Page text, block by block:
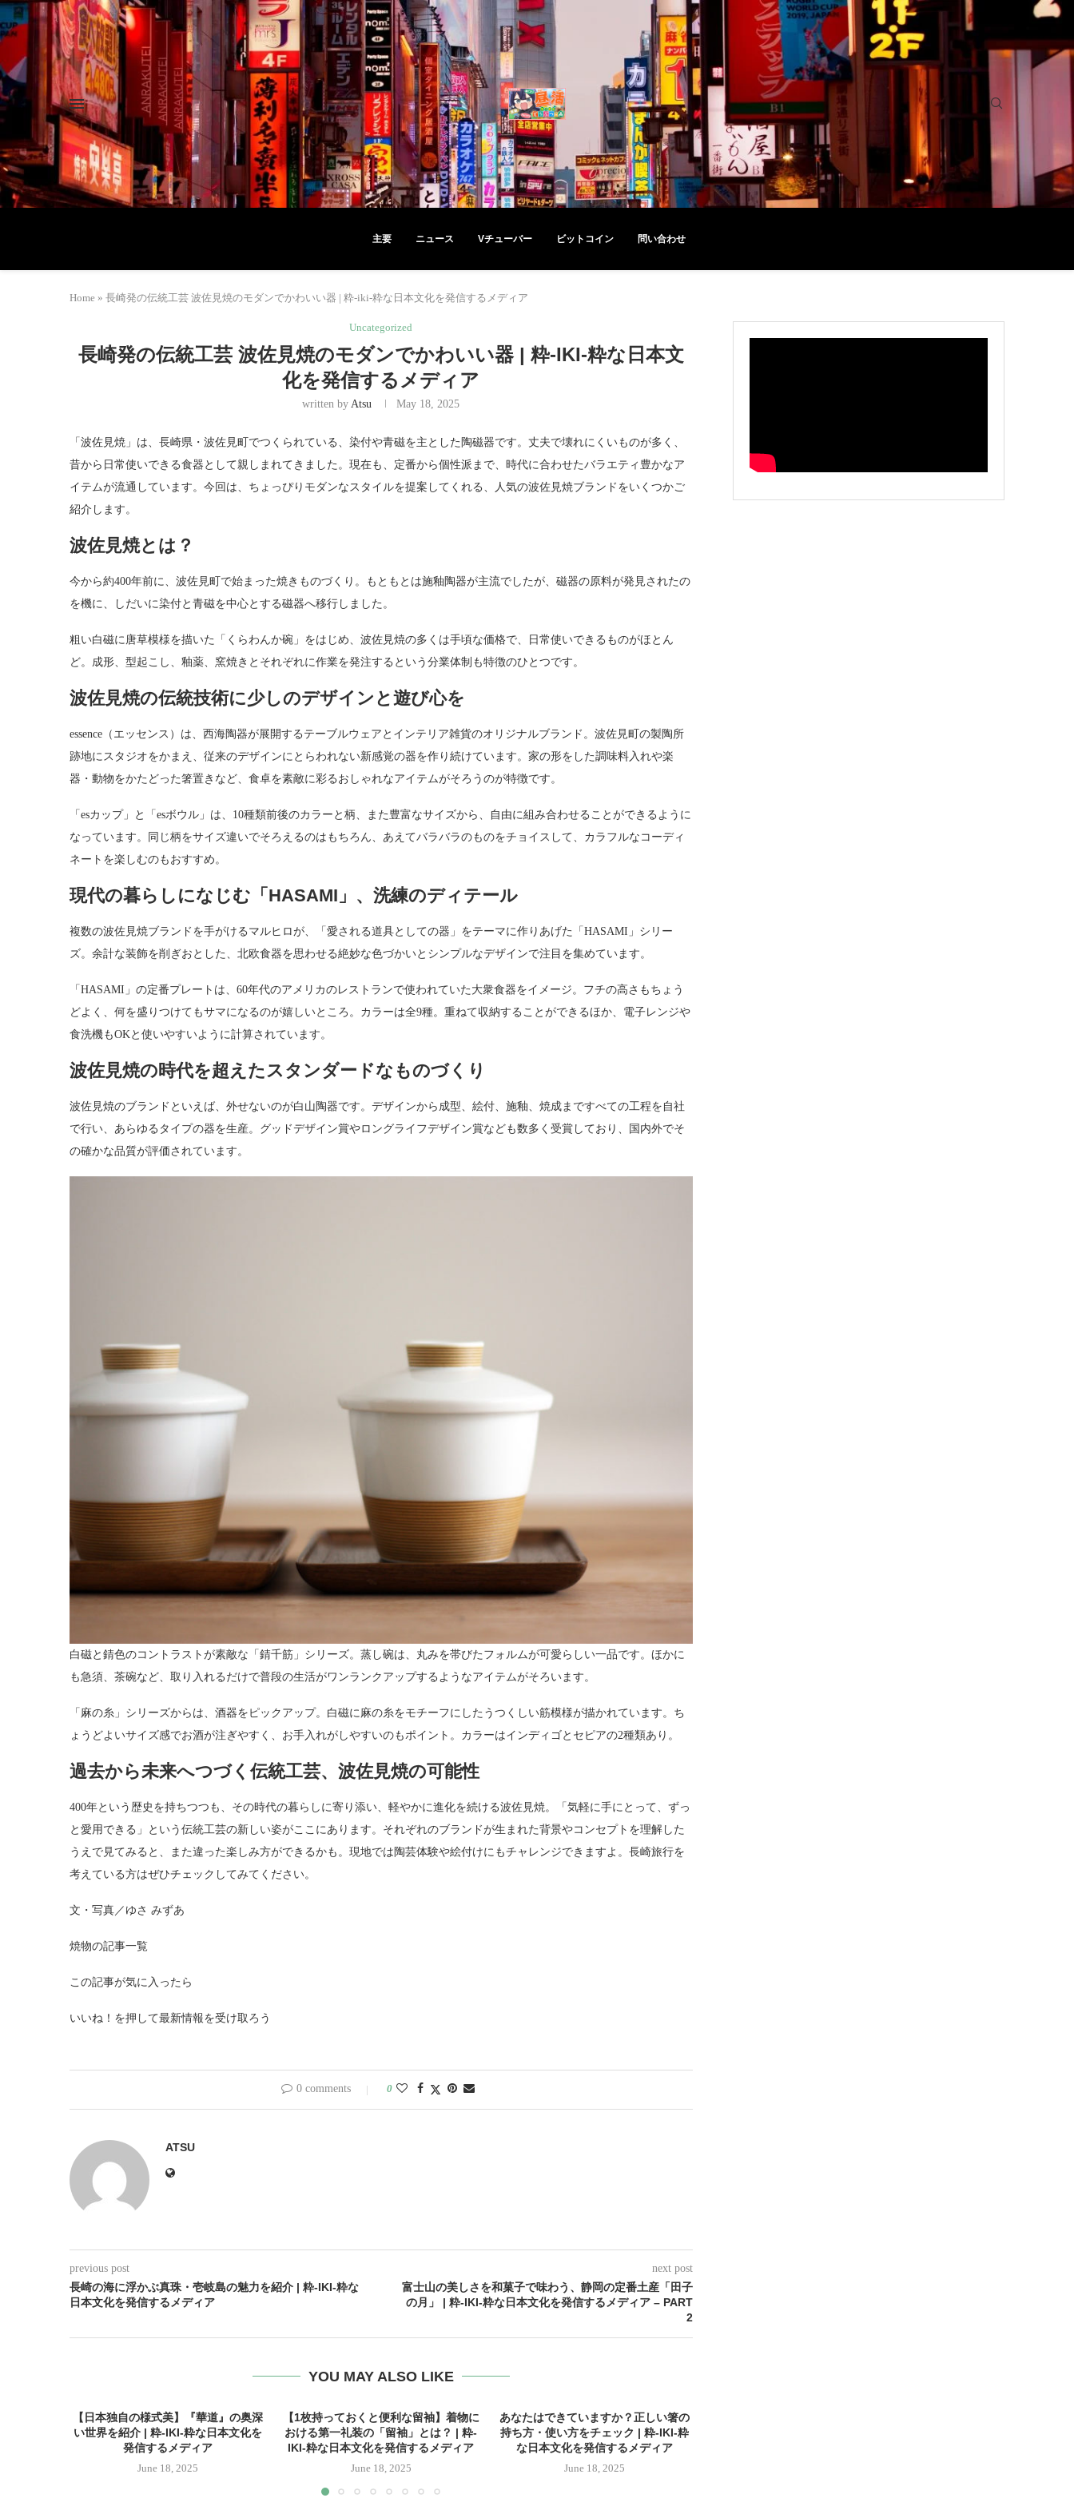
主要 ニュース Vチューバー ビットコイン 問い合わせ
Home » 長崎発の伝統工芸 波佐見焼のモダンでかわいい器 | 粋-iki-粋な日本文化を発信するメディア
Uncategorized
長崎発の伝統工芸 波佐見焼のモダンでかわいい器 | 粋-IKI-粋な日本文
化を発信するメディア
written by Atsu May 18, 2025
「波佐見焼」は、長崎県・波佐見町でつくられている、染付や青磁を主とした陶磁器です。丈夫で壊れにくいものが多く、
昔から日常使いできる食器として親しまれてきました。現在も、定番から個性派まで、時代に合わせたバラエティ豊かなア
イテムが流通しています。今回は、ちょっぴりモダンなスタイルを提案してくれる、人気の波佐見焼ブランドをいくつかご
紹介します。
波佐見焼とは？
今から約400年前に、波佐見町で始まった焼きものづくり。もともとは施釉陶器が主流でしたが、磁器の原料が発見されたの
を機に、しだいに染付と青磁を中心とする磁器へ移行しました。
粗い白磁に唐草模様を描いた「くらわんか碗」をはじめ、波佐見焼の多くは手頃な価格で、日常使いできるものがほとん
ど。成形、型起こし、釉薬、窯焼きとそれぞれに作業を発注するという分業体制も特徴のひとつです。
波佐見焼の伝統技術に少しのデザインと遊び心を
essence（エッセンス）は、西海陶器が展開するテーブルウェアとインテリア雑貨のオリジナルブランド。波佐見町の製陶所
跡地にスタジオをかまえ、従来のデザインにとらわれない新感覚の器を作り続けています。家の形をした調味料入れや楽
器・動物をかたどった箸置きなど、食卓を素敵に彩るおしゃれなアイテムがそろうのが特徴です。
「esカップ」と「esボウル」は、10種類前後のカラーと柄、また豊富なサイズから、自由に組み合わせることができるように
なっています。同じ柄をサイズ違いでそろえるのはもちろん、あえてバラバラのものをチョイスして、カラフルなコーディ
ネートを楽しむのもおすすめ。
現代の暮らしになじむ「HASAMI」、洗練のディテール
複数の波佐見焼ブランドを手がけるマルヒロが、「愛される道具としての器」をテーマに作りあげた「HASAMI」シリー
ズ。余計な装飾を削ぎおとした、北欧食器を思わせる絶妙な色づかいとシンプルなデザインで注目を集めています。
「HASAMI」の定番プレートは、60年代のアメリカのレストランで使われていた大衆食器をイメージ。フチの高さもちょう
どよく、何を盛りつけてもサマになるのが嬉しいところ。カラーは全9種。重ねて収納することができるほか、電子レンジや
食洗機もOKと使いやすいように計算されています。
波佐見焼の時代を超えたスタンダードなものづくり
波佐見焼のブランドといえば、外せないのが白山陶器です。デザインから成型、絵付、施釉、焼成まですべての工程を自社
で行い、あらゆるタイプの器を生産。グッドデザイン賞やロングライフデザイン賞なども数多く受賞しており、国内外でそ
の確かな品質が評価されています。
白磁と錆色のコントラストが素敵な「錆千筋」シリーズ。蒸し碗は、丸みを帯びたフォルムが可愛らしい一品です。ほかに
も急須、茶碗など、取り入れるだけで普段の生活がワンランクアップするようなアイテムがそろいます。
「麻の糸」シリーズからは、酒器をピックアップ。白磁に麻の糸をモチーフにしたうつくしい筋模様が描かれています。ち
ょうどよいサイズ感でお酒が注ぎやすく、お手入れがしやすいのもポイント。カラーはインディゴとセピアの2種類あり。
過去から未来へつづく伝統工芸、波佐見焼の可能性
400年という歴史を持ちつつも、その時代の暮らしに寄り添い、軽やかに進化を続ける波佐見焼。「気軽に手にとって、ずっ
と愛用できる」という伝統工芸の新しい姿がここにあります。それぞれのブランドが生まれた背景やコンセプトを理解した
うえで見てみると、また違った楽しみ方ができるかも。現地では陶芸体験や絵付けにもチャレンジできますよ。長崎旅行を
考えている方はぜひチェックしてみてください。
文・写真／ゆさ みずあ
焼物の記事一覧
この記事が気に入ったら
いいね！を押して最新情報を受け取ろう
0 comments 0
ATSU
previous post
長崎の海に浮かぶ真珠・壱岐島の魅力を紹介 | 粋-IKI-粋な
日本文化を発信するメディア
next post
富士山の美しさを和菓子で味わう、静岡の定番土産「田子
の月」 | 粋-IKI-粋な日本文化を発信するメディア – PART
2
YOU MAY ALSO LIKE
【日本独自の様式美】『華道』の奥深
い世界を紹介 | 粋-IKI-粋な日本文化を
発信するメディア
June 18, 2025
【1枚持っておくと便利な留袖】着物に
おける第一礼装の「留袖」とは？ | 粋-
IKI-粋な日本文化を発信するメディア
June 18, 2025
あなたはできていますか？正しい箸の
持ち方・使い方をチェック | 粋-IKI-粋
な日本文化を発信するメディア
June 18, 2025